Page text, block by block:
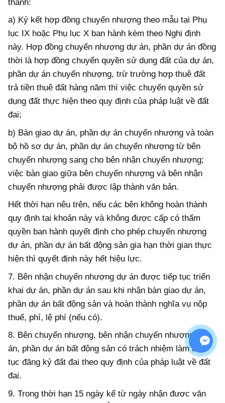
thành:
a) Ký kết hợp đồng chuyển nhượng theo mẫu tại Phụ
lục IX hoặc Phụ lục X ban hành kèm theo Nghị định
này. Hợp đồng chuyển nhượng dự án, phần dự án đồng
thời là hợp đồng chuyển quyền sử dụng đất của dự án,
phần dự án chuyển nhượng, trừ trường hợp thuê đất
trả tiền thuê đất hàng năm thì việc chuyển quyền sử
dụng đất thực hiện theo quy định của pháp luật về đất
đai;
b) Bàn giao dự án, phần dự án chuyển nhượng và toàn
bộ hồ sơ dự án, phần dự án chuyển nhượng từ bên
chuyển nhượng sang cho bên nhận chuyển nhượng;
việc bàn giao giữa bên chuyển nhượng và bên nhận
chuyển nhượng phải được lập thành văn bản.
Hết thời hạn nêu trên, nếu các bên không hoàn thành
quy định tại khoản này và không được cấp có thẩm
quyền ban hành quyết định cho phép chuyển nhượng
dự án, phần dự án bất động sản gia hạn thời gian thực
hiện thì quyết định này hết hiệu lực.
7. Bên nhận chuyển nhượng dự án được tiếp tục triển
khai dự án, phần dự án sau khi nhận bàn giao dự án,
phần dự án bất động sản và hoàn thành nghĩa vụ nộp
thuế, phí, lệ phí (nếu có).
8. Bên chuyển nhượng, bên nhận chuyển nhượng dự
án, phần dự án bất động sản có trách nhiệm làm thủ
tục đăng ký đất đai theo quy định của pháp luật về đất
đai.
9. Trong thời hạn 15 ngày kể từ ngày nhận được văn